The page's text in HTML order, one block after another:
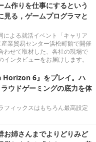
ム作りを仕事にするという
見る，ゲームプログラマと
よる就活イベント「キャリア
業貿易センター浜松町館で開催
わせて取材した、各社の現場で
ンタビューをお届けします。
6』をプレイ。ハ
ウドゲーミングの底力を体
フィックスはもちろん最高設定
お姉さんまでよりどりみど